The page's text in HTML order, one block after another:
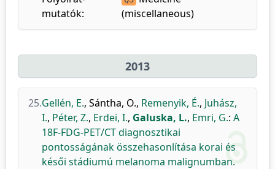
mutatók:
(miscellaneous)
2013
25.Gellén, E., Sántha, O., Remenyik, É., Juhász,
I., Péter, Z., Erdei, I., Galuska, L., Emri, G.: A
18F-FDG-PET/CT diagnosztikai
pontosságának összehasonlítása korai és
késői stádiumú melanoma malignumban.